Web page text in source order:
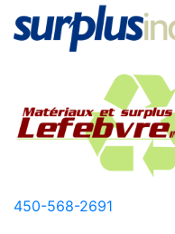
450-568-2691